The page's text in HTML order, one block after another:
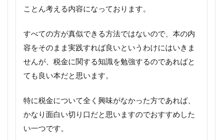
ことん考える内容になっております。
すべての方が真似できる方法ではないので、本の内
容をそのまま実践すれば良いというわけにはいきま
せんが、税金に関する知識を勉強するのであればと
ても良い本だと思います。
特に税金について全く興味がなかった方であれば、
かなり面白い切り口だと思いますのでおすすめした
い一つです。